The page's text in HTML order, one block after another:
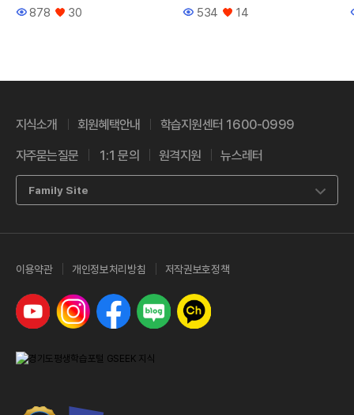
조회수
878
좋아요
30
조회수
534
좋아요
14
지식소개 회원혜택안내 학습지원센터 1600-0999
자주묻는질문 1:1 문의 원격지원 뉴스레터
Family Site
이용약관 개인정보처리방침 저작권보호정책
유튜브 인스타그램 페이스북 네이버 블로그카카오톡 채널